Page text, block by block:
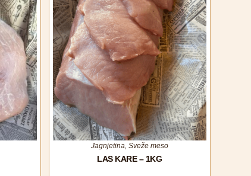
Jagnjetina, Sveže meso
LAS KARE – 1KG